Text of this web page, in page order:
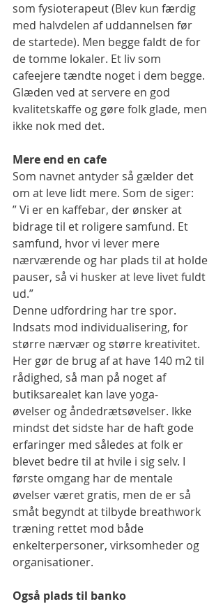
som fysioterapeut (Blev kun færdig
med halvdelen af uddannelsen før
de startede). Men begge faldt de for
de tomme lokaler. Et liv som
cafeejere tændte noget i dem begge.
Glæden ved at servere en god
kvalitetskaffe og gøre folk glade, men
ikke nok med det.
Mere end en cafe
Som navnet antyder så gælder det
om at leve lidt mere. Som de siger:
” Vi er en kaffebar, der ønsker at
bidrage til et roligere samfund. Et
samfund, hvor vi lever mere
nærværende og har plads til at holde
pauser, så vi husker at leve livet fuldt
ud.”
Denne udfordring har tre spor.
Indsats mod individualisering, for
større nærvær og større kreativitet.
Her gør de brug af at have 140 m2 til
rådighed, så man på noget af
butiksarealet kan lave yoga-
øvelser og åndedrætsøvelser. Ikke
mindst det sidste har de haft gode
erfaringer med således at folk er
blevet bedre til at hvile i sig selv. I
første omgang har de mentale
øvelser været gratis, men de er så
småt begyndt at tilbyde breathwork
træning rettet mod både
enkelterpersoner, virksomheder og
organisationer.
Også plads til banko